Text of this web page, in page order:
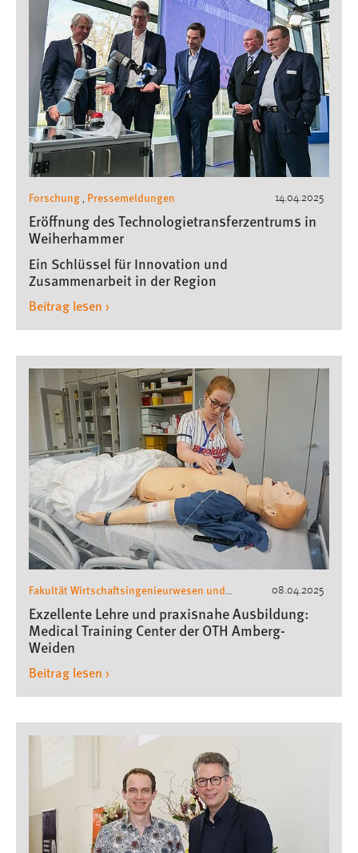
14.04.2025
Forschung , Pressemeldungen
Eröffnung des Technologietransferzentrums in
Weiherhammer
Ein Schlüssel für Innovation und
Zusammenarbeit in der Region
Beitrag lesen ›
08.04.2025
Fakultät Wirtschaftsingenieurwesen und
Gesundheit
Physician Assistance
Pressemeldungen
Exzellente Lehre und praxisnahe Ausbildung:
Medical Training Center der OTH Amberg-
Weiden
Beitrag lesen ›